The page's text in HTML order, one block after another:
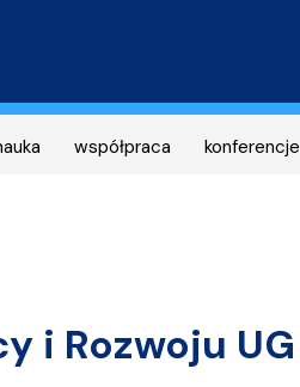
współpraca konferencje
i Rozwoju UG